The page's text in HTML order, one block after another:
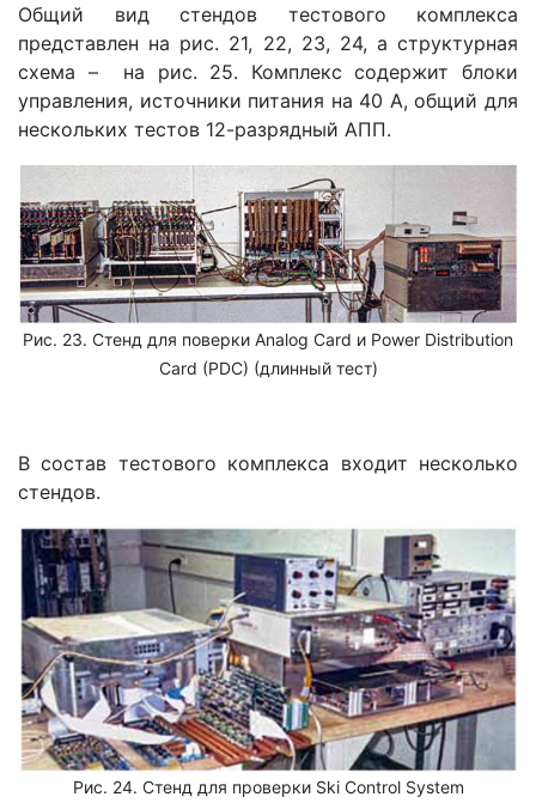
Общий вид стендов тестового комплекса
представлен на рис. 21, 22, 23, 24, а структурная
схема – на рис. 25. Комплекс содержит блоки
управления, источники питания на 40 А, общий для
нескольких тестов 12-разрядный АПП.
Рис. 23. Стенд для поверки Analog Card и Power Distribution
Card (PDC) (длинный тест)
В состав тестового комплекса входит несколько
стендов.
Рис. 24. Стенд для проверки Ski Control System